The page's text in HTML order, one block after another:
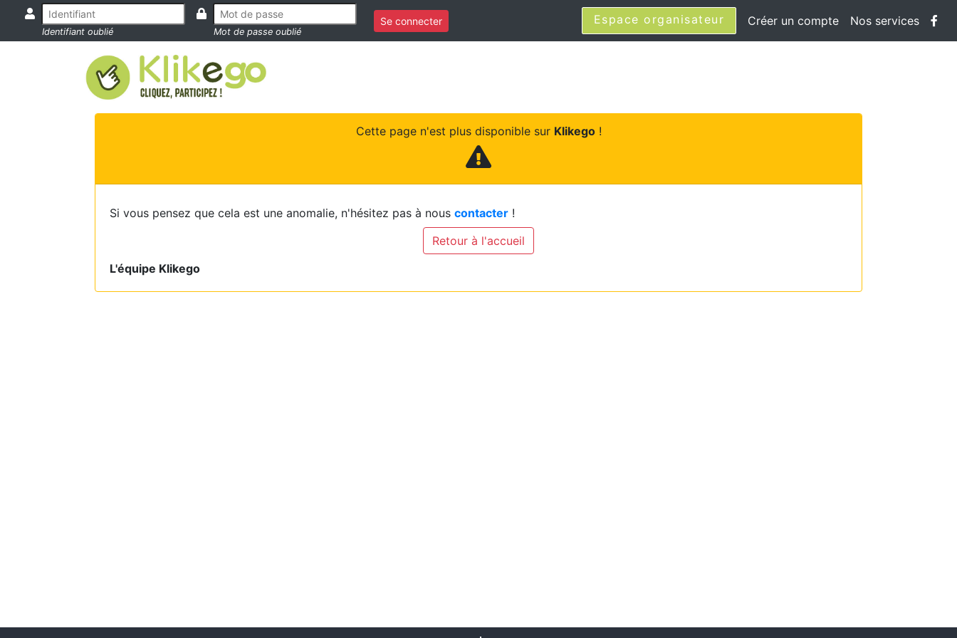
Identifiant oublié Mot de passe oublié
Se connecter Espace organisateur Créer un compte Nos services
Cette page n'est plus disponible sur Klikego!
Si vous pensez que cela est une anomalie, n'hésitez pas à nous contacter !
Retour à l'accueil
L'équipe Klikego